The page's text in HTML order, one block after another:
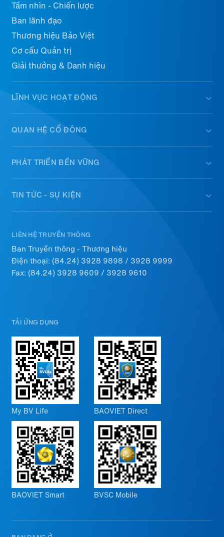
Tầm nhìn - Chiến lược
Ban lãnh đạo
Thương hiệu Bảo Việt
Cơ cấu Quản trị
Giải thưởng & Danh hiệu
LĨNH VỰC HOẠT ĐỘNG
QUAN HỆ CỔ ĐÔNG
PHÁT TRIỂN BỀN VỮNG
TIN TỨC - SỰ KIỆN
LIÊN HỆ TRUYỀN THÔNG
Ban Truyền thông - Thương hiệu
Điện thoại: (84.24) 3928 9898 / 3928 9999
Fax: (84.24) 3928 9609 / 3928 9610
TẢI ỨNG DỤNG
My BV Life BAOVIET Direct
BAOVIET Smart BVSC Mobile